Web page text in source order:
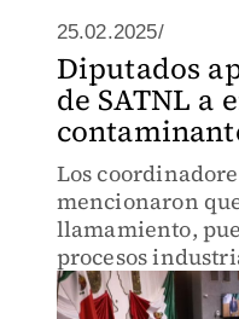
25.02.2025/
Diputados
de SATNL a
Los
mencionaron
llamamiento,
procesos
especificar en